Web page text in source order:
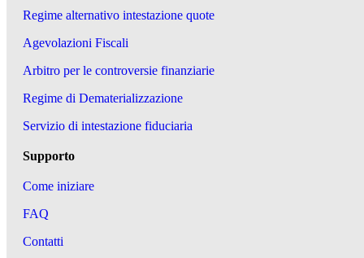
Regime alternativo intestazione quote
Agevolazioni Fiscali
Arbitro per le controversie finanziarie
Regime di Dematerializzazione
Servizio di intestazione fiduciaria
Supporto
Come iniziare
FAQ
Contatti